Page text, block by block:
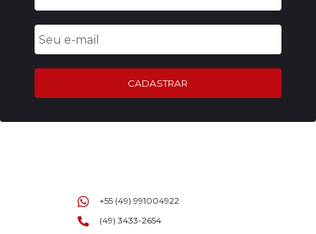
CADASTRAR
+55 (49) 991004922
(49) 3433-2654